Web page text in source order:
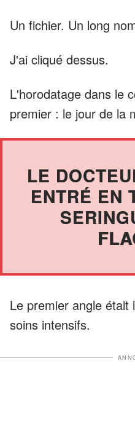
Un fichier. Un long
J'ai cliqué dessus.
L'horodatage dans le
premier : le jour de la
LE
ENTRÉ EN
Le premier angle était
soins intensifs.